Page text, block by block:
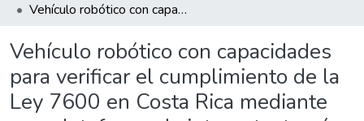
Vehículo robótico con capacidades para verificar el cumplimiento de la Ley 7600 en Costa Rica mediante una plataforma de internet a través de red local”
Vehículo robótico con capacidades
para verificar el cumplimiento de la
Ley 7600 en Costa Rica mediante